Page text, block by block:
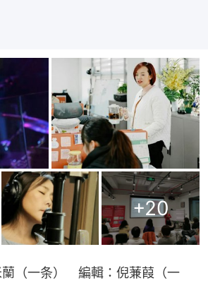
+20
（一条）　編輯：倪蒹葭（一